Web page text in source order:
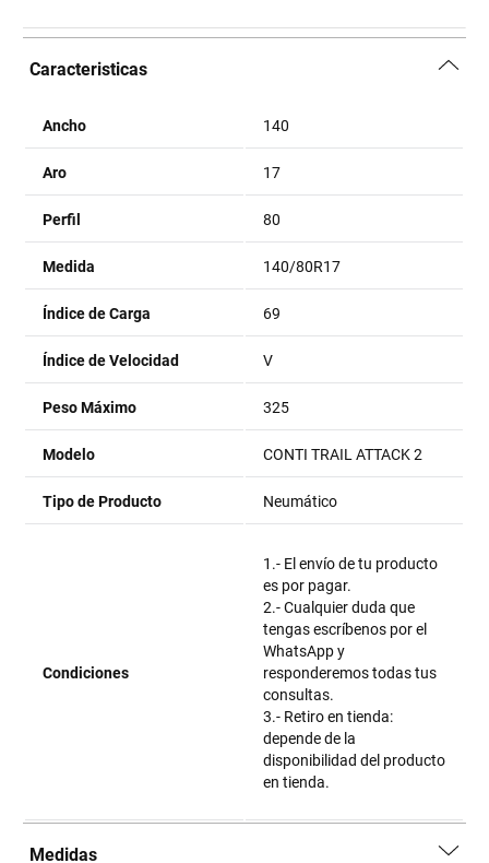
Caracteristicas
Ancho 140
Aro 17
Perfil 80
Medida 140/80R17
Índice de Carga 69
Índice de Velocidad V
Peso Máximo 325
Modelo CONTI TRAIL ATTACK 2
Tipo de Producto Neumático
Condiciones
1.- El envío de tu producto
es por pagar.
2.- Cualquier duda que
tengas escríbenos por el
WhatsApp y
responderemos todas tus
consultas.
3.- Retiro en tienda:
depende de la
disponibilidad del producto
en tienda.
Medidas